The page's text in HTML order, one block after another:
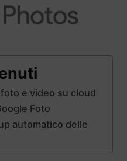
e video su cloud
Foto
automatico delle